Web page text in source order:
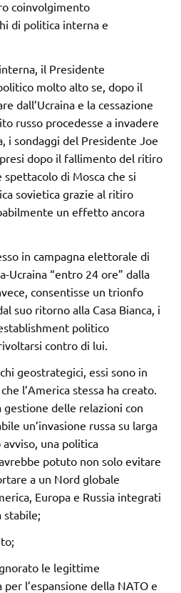
coinvolgimento
di politica interna e
il Presidente
molto alto se, dopo il
dall’Ucraina e la cessazione
russo procedesse a invadere
i sondaggi del Presidente Joe
dopo il fallimento del ritiro
di Mosca che si
sovietica grazie al ritiro
un effetto ancora
in campagna elettorale di
Ucraina “entro 24 ore” dalla
consentisse un trionfo
suo ritorno alla Casa Bianca, i
politico
contro di lui.
geostrategici, essi sono in
l’America stessa ha creato.
gestione delle relazioni con
un’invasione russa su larga
avviso, una politica
potuto non solo evitare
a un Nord globale
Europa e Russia integrati
stabile;
le legittime
l’espansione della NATO e